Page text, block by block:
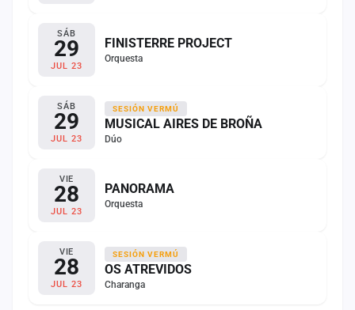
SÁB
29
JUL 23
FINISTERRE PROJECT
Orquesta
SÁB
29
JUL 23
SESIÓN VERMÚ
MUSICAL AIRES DE BROÑA
Dúo
VIE
28
JUL 23
PANORAMA
Orquesta
VIE
28
JUL 23
SESIÓN VERMÚ
OS ATREVIDOS
Charanga